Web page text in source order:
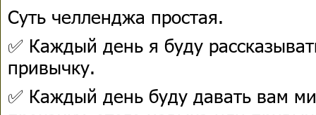
Суть челленджа простая.
✅ Каждый день я буду
привычку.
✅ Каждый день буду давать вам